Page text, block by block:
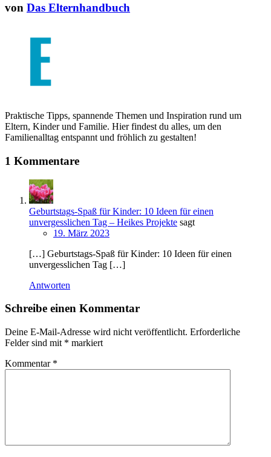
von Das Elternhandbuch
Praktische Tipps, spannende Themen und Inspiration rund um
Eltern, Kinder und Familie. Hier findest du alles, um den
Familienalltag entspannt und fröhlich zu gestalten!
1 Kommentare
Geburtstags-Spaß für Kinder: 10 Ideen für einen
unvergesslichen Tag – Heikes Projekte sagt
19. März 2023
[…] Geburtstags-Spaß für Kinder: 10 Ideen für einen
unvergesslichen Tag […]
Antworten
Schreibe einen Kommentar
Deine E-Mail-Adresse wird nicht veröffentlicht. Erforderliche
Felder sind mit * markiert
Kommentar *